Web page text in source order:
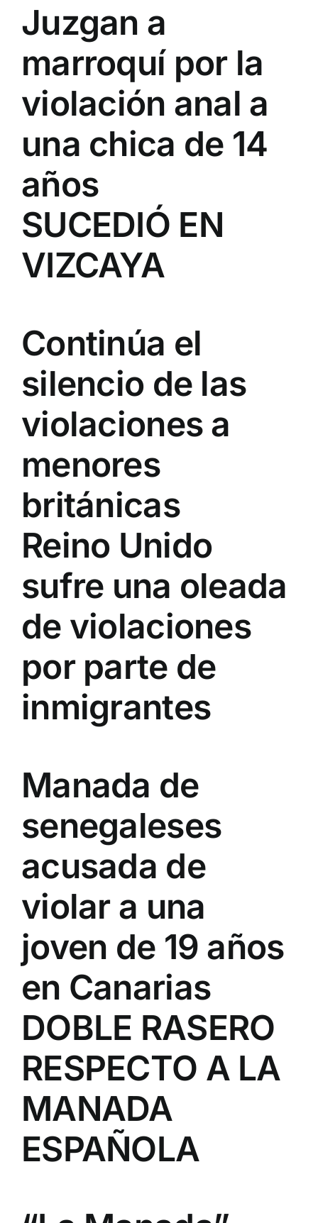
Juzgan a
marroquí por la
violación anal a
una chica de 14
años
SUCEDIÓ EN
VIZCAYA
Continúa el
silencio de las
violaciones a
menores
británicas
Reino Unido
sufre una oleada
de violaciones
por parte de
inmigrantes
Manada de
senegaleses
acusada de
violar a una
joven de 19 años
en Canarias
DOBLE RASERO
RESPECTO A LA
MANADA
ESPAÑOLA